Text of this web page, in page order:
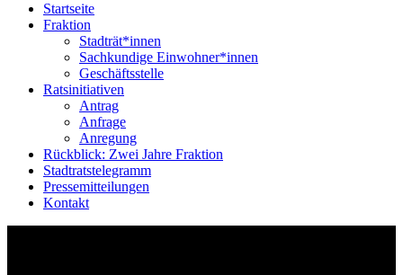
Startseite
Fraktion
Stadträt*innen
Sachkundige Einwohner*innen
Geschäftsstelle
Ratsinitiativen
Antrag
Anfrage
Anregung
Rückblick: Zwei Jahre Fraktion
Stadtratstelegramm
Pressemitteilungen
Kontakt